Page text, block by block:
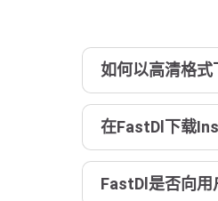
如何以高清格式
在FastDl下载
FastDl是否向用